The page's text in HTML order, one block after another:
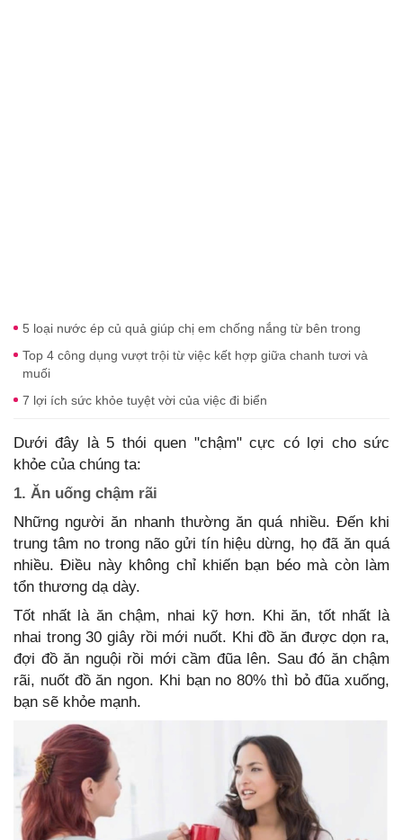
5 loại nước ép củ quả giúp chị em chống nắng từ bên trong
Top 4 công dụng vượt trội từ việc kết hợp giữa chanh tươi và
muối
7 lợi ích sức khỏe tuyệt vời của việc đi biển
Dưới đây là 5 thói quen "chậm" cực có lợi cho sức
khỏe của chúng ta:
1. Ăn uống chậm rãi
Những người ăn nhanh thường ăn quá nhiều. Đến khi
trung tâm no trong não gửi tín hiệu dừng, họ đã ăn quá
nhiều. Điều này không chỉ khiến bạn béo mà còn làm
tổn thương dạ dày.
Tốt nhất là ăn chậm, nhai kỹ hơn. Khi ăn, tốt nhất là
nhai trong 30 giây rồi mới nuốt. Khi đồ ăn được dọn ra,
đợi đồ ăn nguội rồi mới cầm đũa lên. Sau đó ăn chậm
rãi, nuốt đồ ăn ngon. Khi bạn no 80% thì bỏ đũa xuống,
bạn sẽ khỏe mạnh.